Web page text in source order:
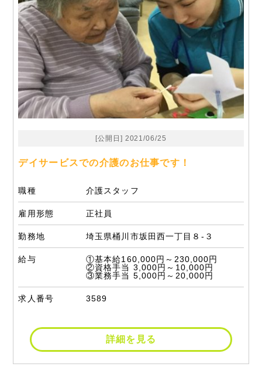
[公開日] 2021/06/25
デイサービスでの介護のお仕事です！
職種 介護スタッフ
雇用形態 正社員
勤務地 埼玉県桶川市坂田西一丁目８-３
給与
①基本給160,000円～230,000円
②資格手当 3,000円～10,000円
③業務手当 5,000円～20,000円
求人番号 3589
詳細を見る